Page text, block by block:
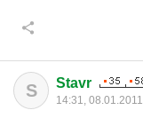
S Stavr
14:31, 08.01.2011